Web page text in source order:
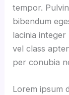
tempor.
bibendum
lacinia
vel class
per conubia
Lorem ipsum